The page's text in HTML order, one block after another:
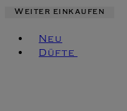
Weiter einkaufen
Neu
Düfte